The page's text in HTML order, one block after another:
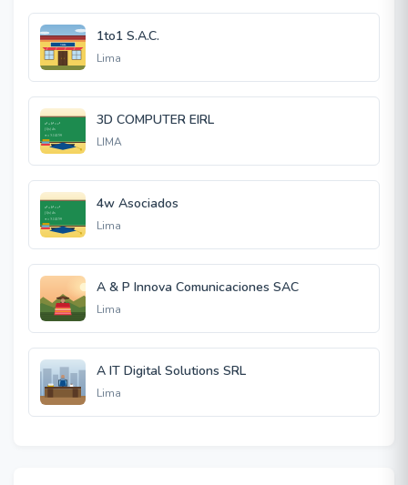
1to1 S.A.C.
Lima
3D COMPUTER EIRL
LIMA
4w Asociados
Lima
A & P Innova Comunicaciones SAC
Lima
A IT Digital Solutions SRL
Lima